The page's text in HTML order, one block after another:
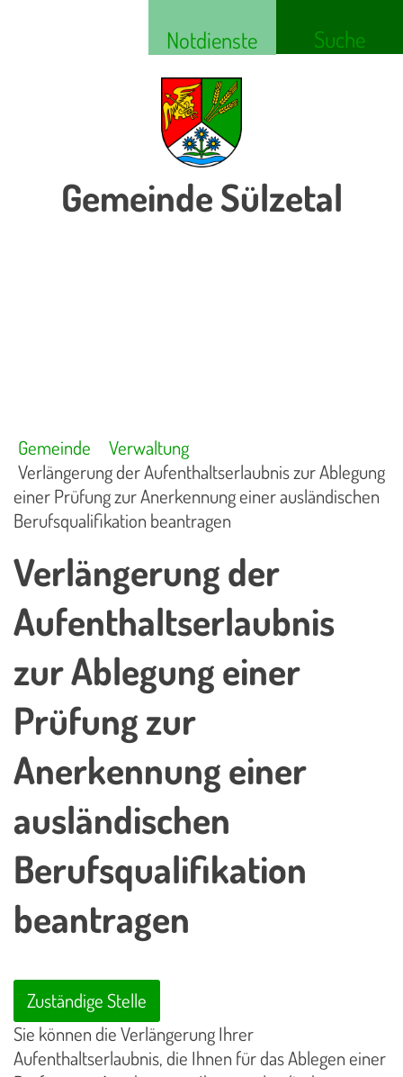
Notdienste Suche
Gemeinde Sülzetal
Gemeinde
Verwaltung
Verlängerung der Aufenthaltserlaubnis zur Ablegung
einer Prüfung zur Anerkennung einer ausländischen
Berufsqualifikation beantragen
Verlängerung der
Aufenthaltserlaubnis
zur Ablegung einer
Prüfung zur
Anerkennung einer
ausländischen
Berufsqualifikation
beantragen
Zuständige Stelle
Sie können die Verlängerung Ihrer
Aufenthaltserlaubnis, die Ihnen für das Ablegen einer